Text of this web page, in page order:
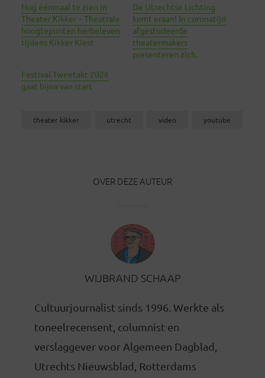
Nog éénmaal te zien in
Theater Kikker – Theatrale
hoogtepunten herbeleven
tijdens Kikker Kiest
De Utrechtse Lichting
komt eraan! In coronatijd
afgestudeerde
theatermakers
presenteren zich.
Festival Tweetakt 2026
gaat bijna van start
theater kikker utrecht video youtube
OVER DEZE AUTEUR
WIJBRAND SCHAAP
Cultuurjournalist sinds 1996. Werkte als
toneelrecensent, columnist en
verslaggever voor Algemeen Dagblad,
Utrechts Nieuwsblad, Rotterdams